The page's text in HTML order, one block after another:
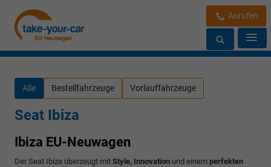
Anrufen
Alle Bestellfahrzeuge Vorlauffahrzeuge
Seat Ibiza
Ibiza EU-Neuwagen
Der Seat Ibiza überzeugt mit Style, Innovation und einem perfekten